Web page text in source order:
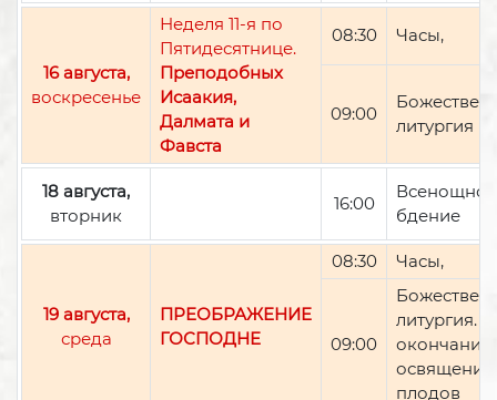
16 августа,
воскресенье
Неделя 11-я по
Пятидесятнице.
Преподобных
Исаакия,
Далмата и
Фавста
08:30 Часы,
09:00
литургия
18 августа,
вторник
16:00
Всенощное
бдение
19 августа,
среда
ПРЕОБРАЖЕНИЕ
ГОСПОДНЕ
08:30 Часы,
09:00
литургия.
окончании
освящение
плодов